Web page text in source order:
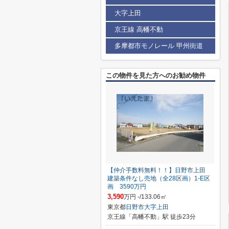
大字上田
京王線 高幡不動
多摩都市モノレール 甲州街道
この物件を見た方へのお勧め物件
【仲介手数料無料！！】日野市上田
建築条件なし売地（全28区画）1-E区
画 3590万円
3,590万円 -/133.06㎡
東京都日野市大字上田
京王線「高幡不動」駅 徒歩23分